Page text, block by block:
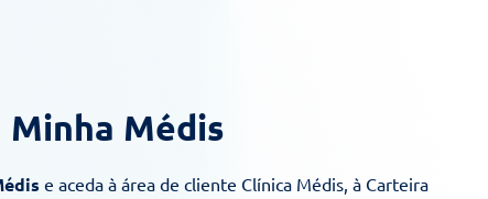
Minha Médis
e aceda à área de cliente Clínica Médis, à Carteira